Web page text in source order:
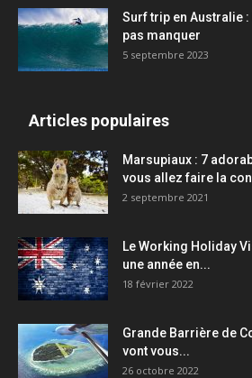
Surf trip en Australie
pas manquer
5 septembre 2023
Articles populaires
Marsupiaux : 7
vous allez faire la
2 septembre 2021
Le Working Holiday
une année en...
18 février 2022
Grande Barrière de
vont vous...
26 octobre 2022